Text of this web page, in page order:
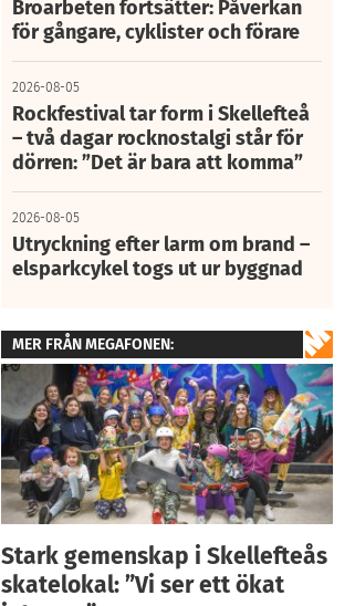
Broarbeten fortsätter: Påverkan
för gångare, cyklister och förare
2026-08-05
Rockfestival tar form i Skellefteå
– två dagar rocknostalgi står för
dörren: ”Det är bara att komma”
2026-08-05
Utryckning efter larm om brand –
elsparkcykel togs ut ur byggnad
MER FRÅN MEGAFONEN:
Stark gemenskap i Skellefteås
skatelokal: ”Vi ser ett ökat